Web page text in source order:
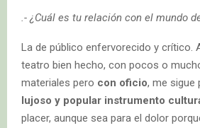
.- ¿Cuál es tu relación con el mundo
La de público enfervorecido y crítico.
teatro bien hecho, con pocos o
materiales pero con oficio, me sigue
lujoso y popular instrumento
placer, aunque sea para el dolor